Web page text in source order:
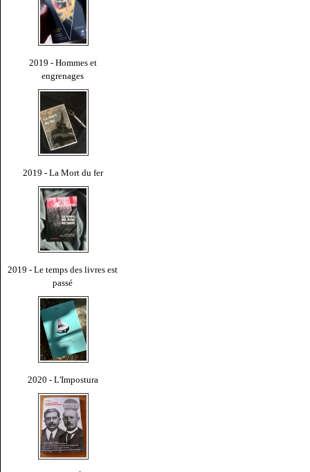
2019 - Hommes et
engrenages
2019 - La Mort du fer
2019 - Le temps des livres est
passé
2020 - L'Impostura